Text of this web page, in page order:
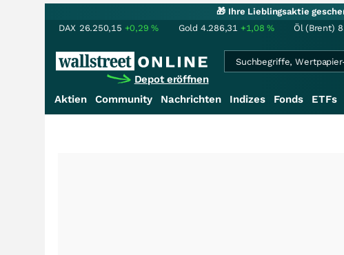
🎁 Ihre Lieblingsaktie
DAX 26.250,15 +0,29% Gold 4.286,31 +1,08% Öl (Brent)
Depot eröffnen
Aktien Community Nachrichten Indizes Fonds ETFs